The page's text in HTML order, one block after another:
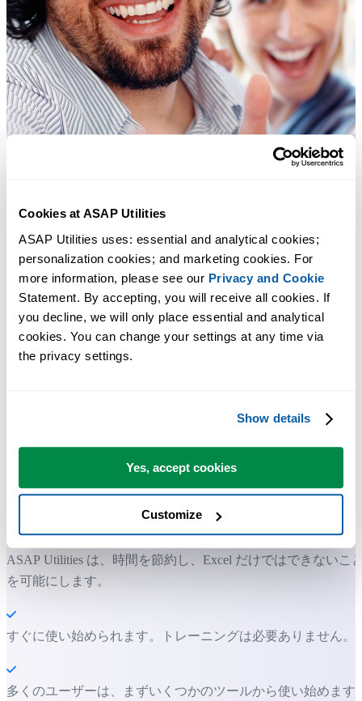
Cookies at ASAP Utilities
ASAP Utilities uses: essential and analytical cookies;
personalization cookies; and marketing cookies. For
more information, please see our Privacy and Cookie
Statement. By accepting, you will receive all cookies. If
you decline, we will only place essential and analytical
cookies. You can change your settings at any time via
the privacy settings.
Show details
Yes, accept cookies
Customize
Excel の作業をもっと速く、もっと簡単
ASAP Utilities は、時間を節約し、Excel だけではできないこ
を可能にします。
すぐに使い始められます。トレーニングは必要ありません。
多くのユーザーは、まずいくつかのツールから使い始めます